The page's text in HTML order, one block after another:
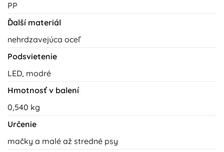
PP
Ďalší materiál
nehrdzavejúca oceľ
Podsvietenie
LED, modré
Hmotnosť v balení
0,540 kg
Určenie
mačky a malé až stredné psy